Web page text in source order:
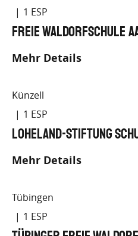
1
Freie Waldorfschule
Mehr Details
Künzell
1
Loheland-Stiftung
Mehr Details
Tübingen
1